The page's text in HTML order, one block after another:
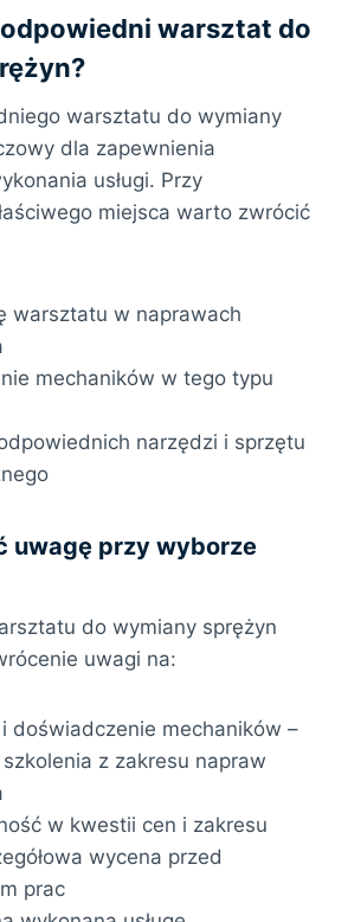
warsztat do
warsztatu do wymiany
dla zapewnienia
usługi. Przy
miejsca warto zwrócić
warsztatu w naprawach
mechaników w tego typu
narzędzi i sprzętu
uwagę przy wyborze
do wymiany sprężyn
uwagi na:
doświadczenie mechaników –
z zakresu napraw
w kwestii cen i zakresu
wycena przed
prac